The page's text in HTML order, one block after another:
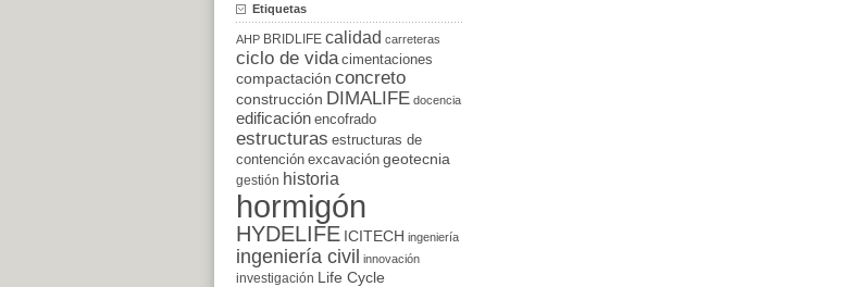
Etiquetas
AHP BRIDLIFE calidad carreteras
ciclo de vida cimentaciones
compactación concreto
construcción DIMALIFE docencia
edificación encofrado
estructuras estructuras de
contención excavación geotecnia
gestión historia
hormigón
HYDELIFE ICITECH ingeniería
ingeniería civil innovación
investigación
Life Cycle